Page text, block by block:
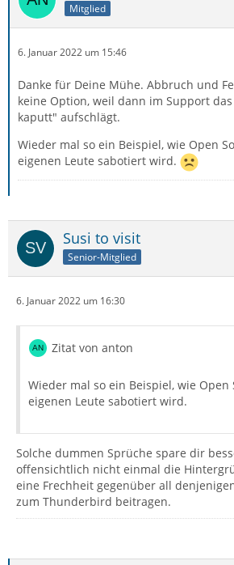
Mitglied
6. Januar 2022 um 15:46
Danke für Deine Mühe. Abbruch und
keine Option, weil dann im Support
kaputt" aufschlägt.
Wieder mal so ein Beispiel, wie Open
eigenen Leute sabotiert wird.
Susi to visit
Senior-Mitglied
6. Januar 2022 um 16:30
Zitat von anton
Wieder mal so ein Beispiel, wie Open
eigenen Leute sabotiert wird.
Solche dummen Sprüche spare dir
offensichtlich nicht einmal die
eine Frechheit gegenüber all
zum Thunderbird beitragen.